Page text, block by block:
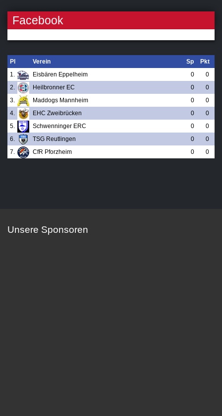
Facebook
Pl Verein Sp
Pkt
1.
Eisbären Eppelheim 0
0
2.
Heilbronner EC 0
0
3.
Maddogs Mannheim 0
0
4.
EHC Zweibrücken 0
0
5.
Schwenninger ERC 0
0
6.
TSG Reutlingen 0
0
7.
CfR Pforzheim 0 0
Unsere Sponsoren